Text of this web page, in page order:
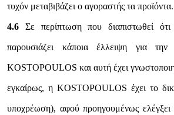
τυχόν μεταβιβάζει ο αγοραστής τα προϊόντα.
4.6 Σε περίπτωση που διαπιστωθεί
παρουσιάζει κάποια έλλειψη για
KOSTOPOULOS και αυτή έχει
εγκαίρως, η KOSTOPOULOS έχει το
υποχρέωση), αφού προηγουμένως ελέγξει